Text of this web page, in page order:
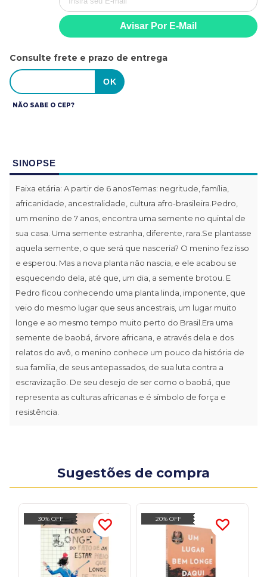
Consulte frete e prazo de entrega
NÃO SABE O CEP?
SINOPSE
Faixa etária: A partir de 6 anosTemas: negritude, família,
africanidade, ancestralidade, cultura afro-brasileira.Pedro,
um menino de 7 anos, encontra uma semente no quintal de
sua casa. Uma semente estranha, diferente, rara.Se plantasse
aquela semente, o que será que nasceria? O menino fez isso
e esperou. Mas a nova planta não nascia, e ele acabou se
esquecendo dela, até que, um dia, a semente brotou. E
Pedro ficou conhecendo uma planta linda, imponente, que
veio do mesmo lugar que seus ancestrais, um lugar muito
longe e ao mesmo tempo muito perto do Brasil.Era uma
semente de baobá, árvore africana, e através dela e dos
relatos do avô, o menino conhece um pouco da história de
sua família, de seus antepassados, de sua luta contra a
escravização. De seu desejo de ser como o baobá, que
representa as culturas africanas e é símbolo de força e
resistência.
Sugestões de compra
30% OFF 20% OFF